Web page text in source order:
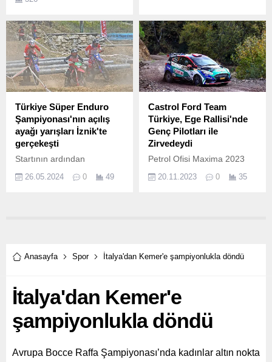
Birliği ve Türkiye Triatlon
Mersin’de düzenlenen 2022
Yenişehir Avrupa Triatlon
Kupası sona erdi.
Türkiye Süper Enduro
Şampiyonası'nın açılış
ayağı yarışları İznik'te
gerçekeşti
Startının ardından
Pisti Elbeyli Er Meydanında
26.05.2024 0 49
Castrol Ford Team
Türkiye, Ege Rallisi'nde
Genç Pilotları ile
Zirvedeydi
Petrol Ofisi Maxima 2023
Şampiyonası’nda sezon
20.11.2023 0 35
Anasayfa Spor İtalya'dan Kemer'e şampiyonlukla döndü
İtalya'dan Kemer'e
şampiyonlukla döndü
Avrupa Bocce Raffa Şampiyonası’nda kadınlar altın nokta